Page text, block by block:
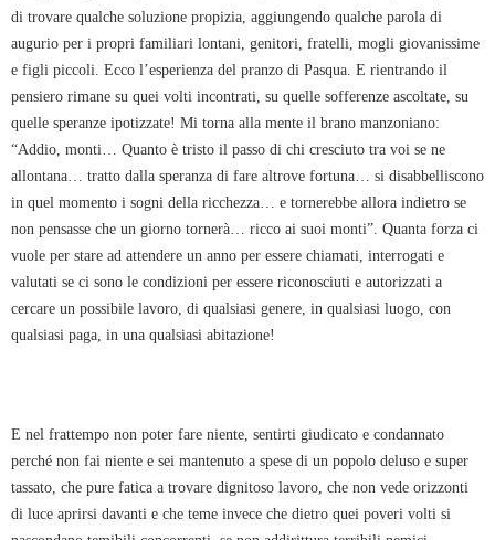
di trovare qualche soluzione propizia, aggiungendo qualche parola di
augurio per i propri familiari lontani, genitori, fratelli, mogli giovanissime
e figli piccoli. Ecco l’esperienza del pranzo di Pasqua. E rientrando il
pensiero rimane su quei volti incontrati, su quelle sofferenze ascoltate, su
quelle speranze ipotizzate! Mi torna alla mente il brano manzoniano:
“Addio, monti… Quanto è tristo il passo di chi cresciuto tra voi se ne
allontana… tratto dalla speranza di fare altrove fortuna… si disabbelliscono
in quel momento i sogni della ricchezza… e tornerebbe allora indietro se
non pensasse che un giorno tornerà… ricco ai suoi monti”. Quanta forza ci
vuole per stare ad attendere un anno per essere chiamati, interrogati e
valutati se ci sono le condizioni per essere riconosciuti e autorizzati a
cercare un possibile lavoro, di qualsiasi genere, in qualsiasi luogo, con
qualsiasi paga, in una qualsiasi abitazione!
E nel frattempo non poter fare niente, sentirti giudicato e condannato
perché non fai niente e sei mantenuto a spese di un popolo deluso e super
tassato, che pure fatica a trovare dignitoso lavoro, che non vede orizzonti
di luce aprirsi davanti e che teme invece che dietro quei poveri volti si